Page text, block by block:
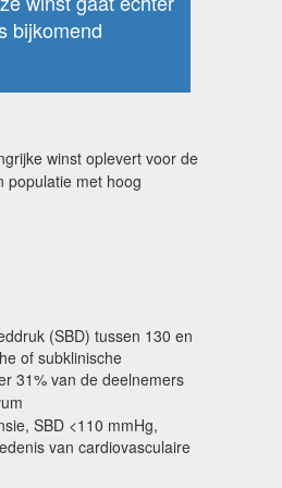
bijkomend
winst oplevert voor de
populatie met hoog
(SBD) tussen 130 en
of subklinische
31% van de deelnemers
SBD <110 mmHg,
van cardiovasculaire